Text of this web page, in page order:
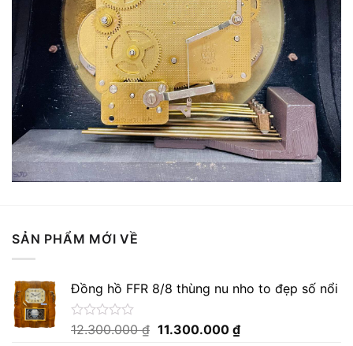
SẢN PHẨM MỚI VỀ
Đồng hồ FFR 8/8 thùng nu nho to đẹp số nổi
Được
12.300.000₫ Giá
11.300.000 ₫Giá